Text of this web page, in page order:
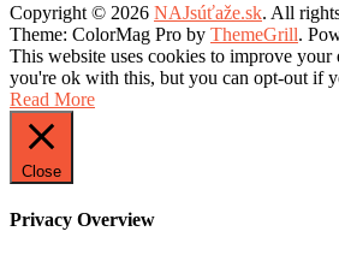
Copyright © 2026 NAJsúťaže.sk. All
Theme: ColorMag Pro by ThemeGrill.
This website uses cookies to improve your
you're ok with this, but you can opt-out if
Read More
Close
Privacy Overview